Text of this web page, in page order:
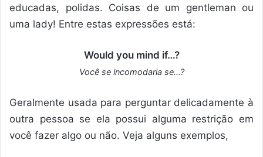
educadas, polidas. Coisas de um gentleman ou
uma lady! Entre estas expressões está:
Would you mind if…?
Você se incomodaria se…?
Geralmente usada para perguntar delicadamente à
outra pessoa se ela possui alguma restrição em
você fazer algo ou não. Veja alguns exemplos,